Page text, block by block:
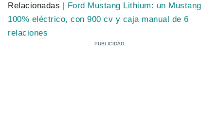
Relacionadas |
Ford Mustang Lithium: un Mustang
100% eléctrico, con 900 cv y caja manual de 6
relaciones